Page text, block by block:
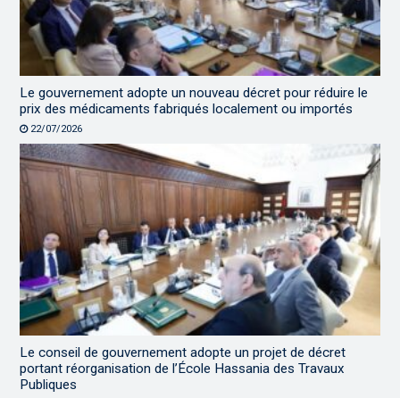
Le gouvernement adopte un nouveau décret pour réduire le
prix des médicaments fabriqués localement ou importés
22/07/2026
Le conseil de gouvernement adopte un projet de décret
portant réorganisation de l’École Hassania des Travaux
Publiques